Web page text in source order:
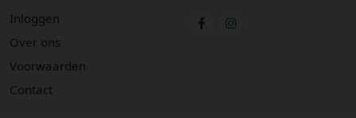
Inloggen
Over ons
Voorwaarden
Contact